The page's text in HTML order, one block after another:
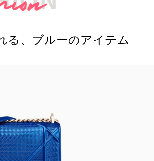
る、ブルーのアイテム